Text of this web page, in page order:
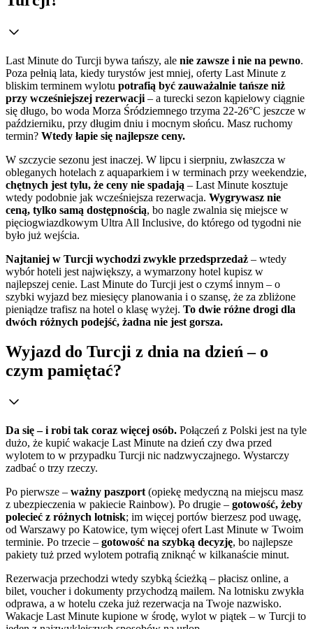
Last Minute do Turcji bywa tańszy, ale nie zawsze i nie na pewno.
Poza pełnią lata, kiedy turystów jest mniej, oferty Last Minute z
bliskim terminem wylotu potrafią być zauważalnie tańsze niż
przy wcześniejszej rezerwacji – a turecki sezon kąpielowy ciągnie
się długo, bo woda Morza Śródziemnego trzyma 22-26°C jeszcze w
październiku, przy długim dniu i mocnym słońcu. Masz ruchomy
termin? Wtedy łapie się najlepsze ceny.
W szczycie sezonu jest inaczej. W lipcu i sierpniu, zwłaszcza w
obleganych hotelach z aquaparkiem i w terminach przy weekendzie,
chętnych jest tylu, że ceny nie spadają – Last Minute kosztuje
wtedy podobnie jak wcześniejsza rezerwacja. Wygrywasz nie
ceną, tylko samą dostępnością, bo nagle zwalnia się miejsce w
pięciogwiazdkowym Ultra All Inclusive, do którego od tygodni nie
było już wejścia.
Najtaniej w Turcji wychodzi zwykle przedsprzedaż – wtedy
wybór hoteli jest największy, a wymarzony hotel kupisz w
najlepszej cenie. Last Minute do Turcji jest o czymś innym – o
szybki wyjazd bez miesięcy planowania i o szansę, że za zbliżone
pieniądze trafisz na hotel o klasę wyżej. To dwie różne drogi dla
dwóch różnych podejść, żadna nie jest gorsza.
Wyjazd do Turcji z dnia na dzień – o
czym pamiętać?
Da się – i robi tak coraz więcej osób. Połączeń z Polski jest na tyle
dużo, że kupić wakacje Last Minute na dzień czy dwa przed
wylotem to w przypadku Turcji nic nadzwyczajnego. Wystarczy
zadbać o trzy rzeczy.
Po pierwsze – ważny paszport(opiekę medyczną na miejscu masz
z ubezpieczenia w pakiecie Rainbow). Po drugie – gotowość, żeby
polecieć z różnych lotnisk; im więcej portów bierzesz pod uwagę,
od Warszawy po Katowice, tym więcej ofert Last Minute w Twoim
terminie. Po trzecie – gotowość na szybką decyzję, bo najlepsze
pakiety tuż przed wylotem potrafią zniknąć w kilkanaście minut.
Rezerwacja przechodzi wtedy szybką ścieżką – płacisz online, a
bilet, voucher i dokumenty przychodzą mailem. Na lotnisku zwykła
odprawa, a w hotelu czeka już rezerwacja na Twoje nazwisko.
Wakacje Last Minute kupione w środę, wylot w piątek – w Turcji to